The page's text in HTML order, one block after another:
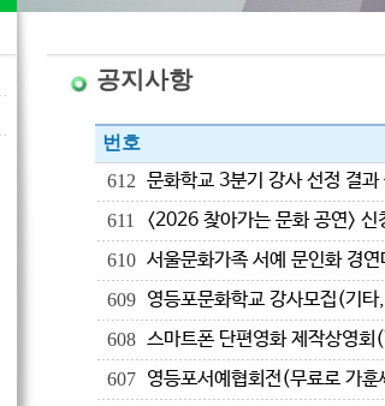
공지사항
번호
612 문화학교 3분기 강사 선정 결과
611
<2026 찾아가는 문화 공연> 신
610 서울문화가족 서예 문인화 경
609
영등포문화학교 강사모집(기
608 스마트폰 단편영화 제작상영
607
영등포서예협회전(무료로 가